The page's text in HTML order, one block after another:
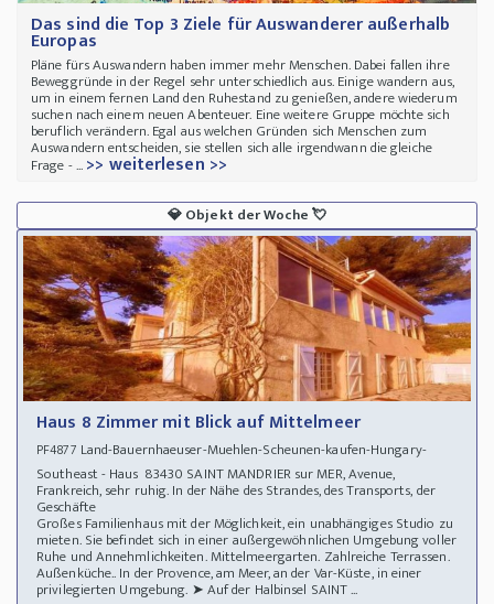
Das sind die Top 3 Ziele für Auswanderer außerhalb
Europas
Pläne fürs Auswandern haben immer mehr Menschen. Dabei fallen ihre
Beweggründe in der Regel sehr unterschiedlich aus. Einige wandern aus,
um in einem fernen Land den Ruhestand zu genießen, andere wiederum
suchen nach einem neuen Abenteuer. Eine weitere Gruppe möchte sich
beruflich verändern. Egal aus welchen Gründen sich Menschen zum
Auswandern entscheiden, sie stellen sich alle irgendwann die gleiche
Frage - ...>> weiterlesen >>
💎Objekt der Woche💘
Haus 8 Zimmer mit Blick auf Mittelmeer
PF4877 Land-Bauernhaeuser-Muehlen-Scheunen-kaufen-Hungary-
Southeast - Haus 83430 SAINT MANDRIER sur MER, Avenue,
Frankreich, sehr ruhig. In der Nähe des Strandes, des Transports, der
Geschäfte
Großes Familienhaus mit der Möglichkeit, ein unabhängiges Studio zu
mieten. Sie befindet sich in einer außergewöhnlichen Umgebung voller
Ruhe und Annehmlichkeiten. Mittelmeergarten. Zahlreiche Terrassen.
Außenküche.. In der Provence, am Meer, an der Var-Küste, in einer
privilegierten Umgebung. ➤ Auf der Halbinsel SAINT ...